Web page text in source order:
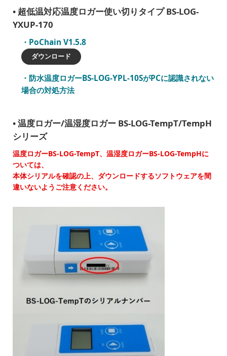
超低温対応温度ロガー使い切りタイプ BS-LOG-
YXUP-170
PoChain V1.5.8
ダウンロード
防水温度ロガーBS-LOG-YPL-10SがPCに認識されない
場合の対処方法
温度ロガー/温湿度ロガー BS-LOG-TempT/TempH
シリーズ
温度ロガーBS-LOG-TempT、温湿度ロガーBS-LOG-TempHに
ついては、
本体シリアルを確認の上、ダウンロードするソフトウェアを間
違いないようご注意ください。